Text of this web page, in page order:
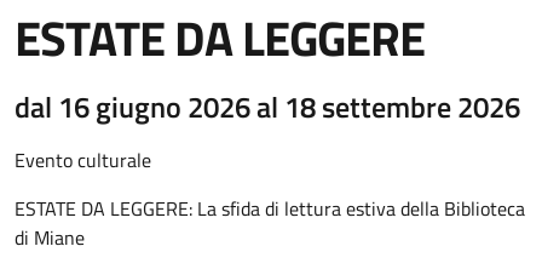
ESTATE DA LEGGERE
dal 16 giugno 2026 al 18 settembre 2026
Evento culturale
ESTATE DA LEGGERE: La sfida di lettura estiva della Biblioteca
di Miane